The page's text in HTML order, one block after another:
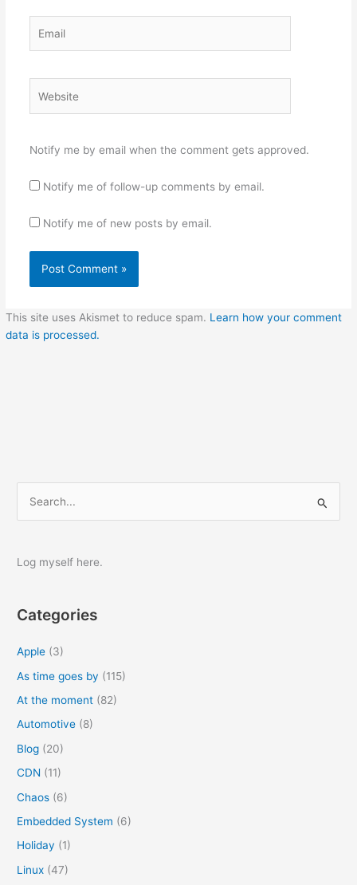
Notify me by email when the comment gets approved.
Notify me of follow-up comments by email.
Notify me of new posts by email.
This site uses Akismet to reduce spam. Learn how your comment
data is processed.
r
f
Log myself here.
Categories
Apple (3)
As time goes by (115)
At the moment (82)
Automotive (8)
Blog (20)
CDN (11)
Chaos (6)
Embedded System (6)
Holiday (1)
Linux (47)